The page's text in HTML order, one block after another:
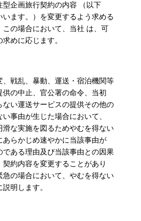
型企画旅行契約の内容 （以下
います。）を変更するよう求める
この場合において、当社 は、可
めに応じます。
、戦乱、暴動、運送・宿泊機関等
供の中止、官公署の命令、当初
ない運送サービスの提供その他の
事由が生じた場合において、
滑な実施を図るためやむを得ない
あらかじめ速やかに当該事由が
である理由及び当該事由との因果
契約内容を変更することがあり
急の場合において、やむを得ない
明します。